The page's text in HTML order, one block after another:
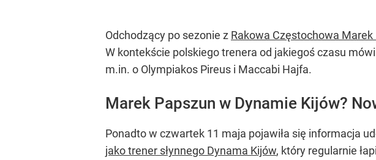
Odchodzący po sezonie z Rakowa Częstochowa Marek
W kontekście polskiego trenera od jakiegoś czasu
m.in. o Olympiakos Pireus i Maccabi Hajfa.
Marek Papszun w Dynamie Kijów?
Ponadto w czwartek 11 maja pojawiła się informacja
jako trener słynnego Dynama Kijów, który regularnie